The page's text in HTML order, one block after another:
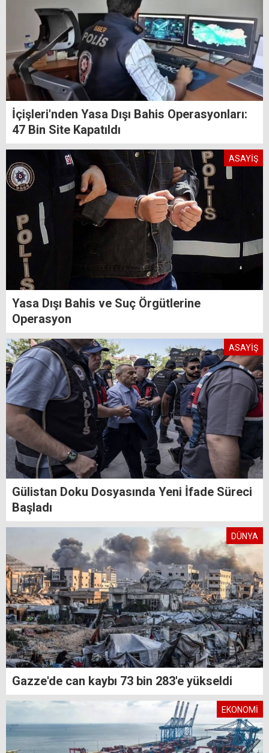
İçişleri'nden Yasa Dışı Bahis Operasyonları:
47 Bin Site Kapatıldı
ASAYİŞ
Yasa Dışı Bahis ve Suç Örgütlerine
Operasyon
ASAYİŞ
Gülistan Doku Dosyasında Yeni İfade Süreci
Başladı
DÜNYA
Gazze'de can kaybı 73 bin 283'e yükseldi
EKONOMİ